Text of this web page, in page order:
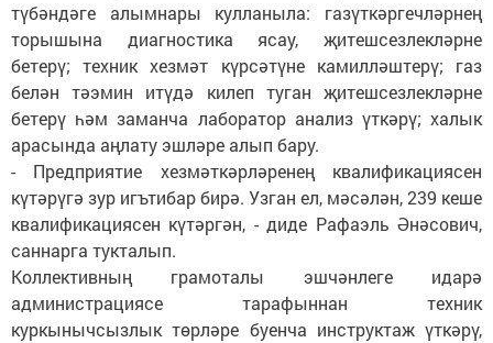
түбәндәге алымнары кулланыла: газүткәргечләрнең
торышына диагностика ясау, җитешсезлекләрне
бетерү; техник хезмәт күрсәтүне камилләштерү; газ
белән тәэмин итүдә килеп туган җитешсезлекләрне
бетерү һәм заманча лаборатор анализ үткәрү; халык
арасында аңлату эшләре алып бару.
- Предприятие хезмәткәрләренең квалификациясен
күтәрүгә зур игътибар бирә. Узган ел, мәсәлән, 239 кеше
квалификациясен күтәргән, - диде Рафаэль Әнәсович,
саннарга тукталып.
Коллективның грамоталы эшчәнлеге идарә
администрациясе тарафыннан техник
куркынычсызлык төрләре буенча инструктаж үткәрү,